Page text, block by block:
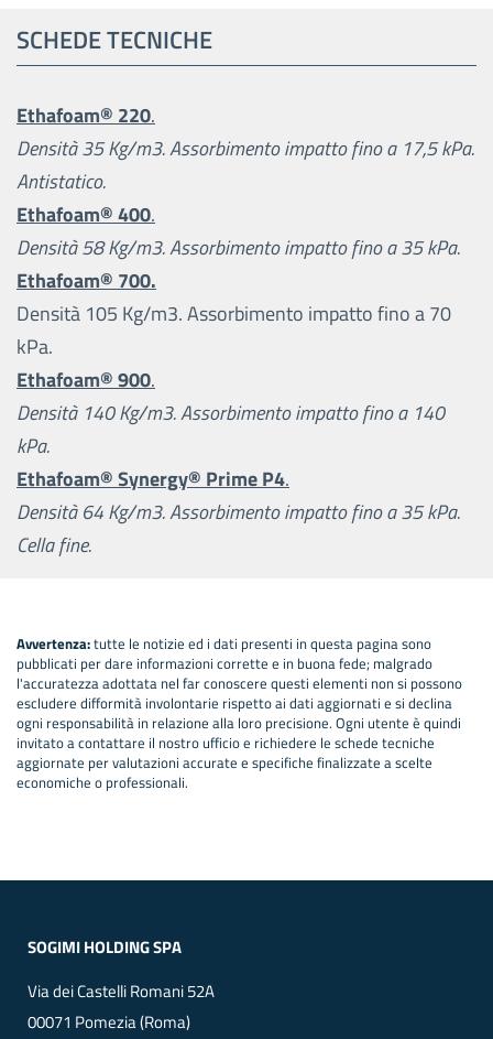
SCHEDE TECNICHE
Ethafoam® 220.
Densità 35 Kg/m3. Assorbimento impatto fino a 17,5 kPa.
Antistatico.
Ethafoam® 400.
Densità 58 Kg/m3. Assorbimento impatto fino a 35 kPa.
Ethafoam® 700.
Densità 105 Kg/m3. Assorbimento impatto fino a 70
kPa.
Ethafoam® 900.
Densità 140 Kg/m3. Assorbimento impatto fino a 140
kPa.
Ethafoam® Synergy® Prime P4.
Densità 64 Kg/m3. Assorbimento impatto fino a 35 kPa.
Cella fine.
Avvertenza:tutte le notizie ed i dati presenti in questa pagina sono
pubblicati per dare informazioni corrette e in buona fede; malgrado
l'accuratezza adottata nel far conoscere questi elementi non si possono
escludere difformità involontarie rispetto ai dati aggiornati e si declina
ogni responsabilità in relazione alla loro precisione. Ogni utente è quindi
invitato a contattare il nostro ufficio e richiedere le schede tecniche
aggiornate per valutazioni accurate e specifiche finalizzate a scelte
economiche o professionali.
SOGIMI HOLDING SPA
Via dei Castelli Romani 52A
00071 Pomezia (Roma)